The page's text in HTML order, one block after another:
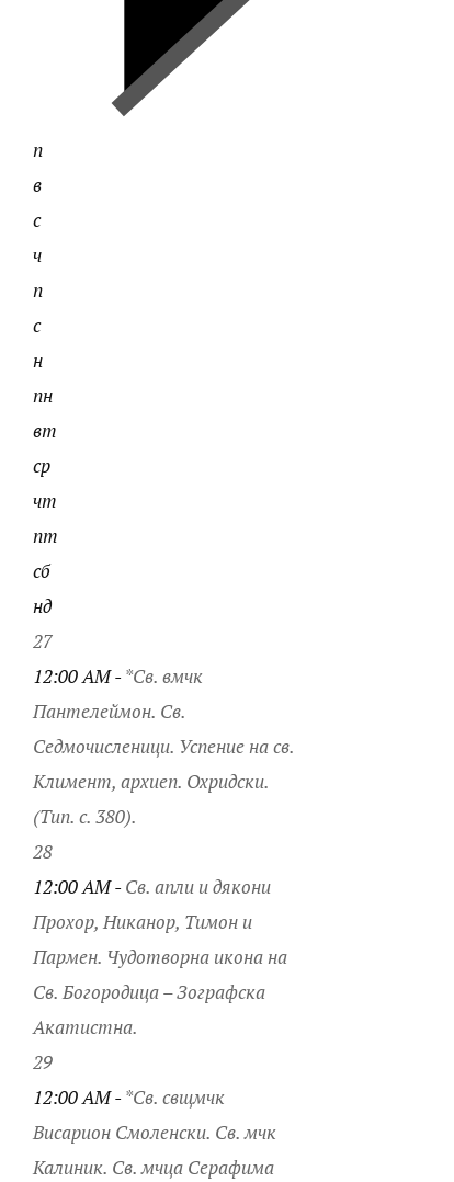
п
в
с
ч
п
с
н
пн
вт
ср
чт
пт
сб
нд
27
12:00 AM -*Св. вмчк
Пантелеймон. Св.
Седмочисленици. Успение на св.
Климент, архиеп. Охридски.
(Тип. с. 380).
28
12:00 AM -Св. апли и дякони
Прохор, Никанор, Тимон и
Пармен. Чудотворна икона на
Св. Богородица – Зографска
Акатистна.
29
12:00 AM -*Св. свщмчк
Висарион Смоленски. Св. мчк
Калиник. Св. мчца Серафима